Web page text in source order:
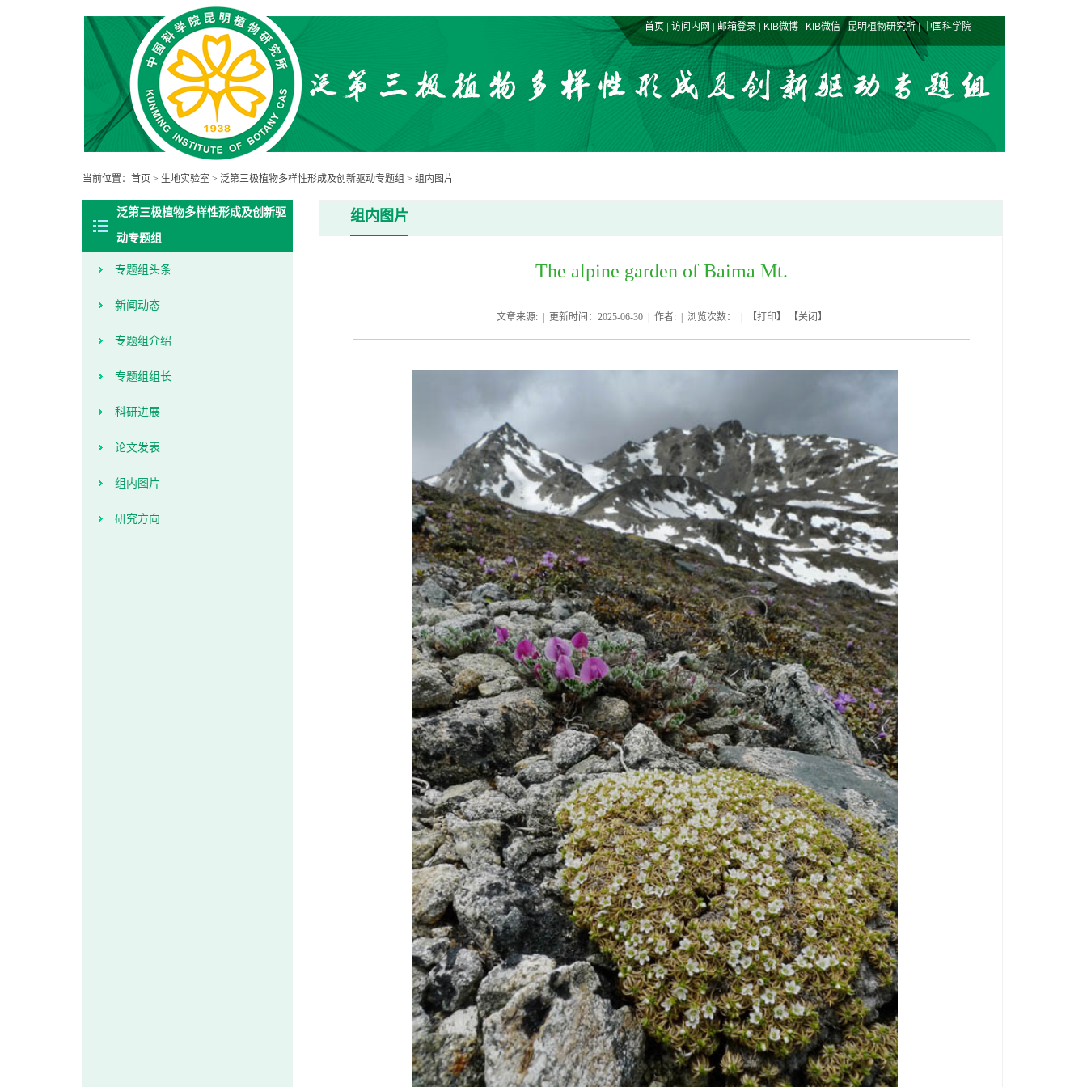
首页 | 访问内网 | 邮箱登录 | KIB微博 | KIB微信|昆明植物研究所|中国科学院
当前位置： 首页 > 生地实验室 > 泛第三极植物多样性形成及创新驱动专题组 > 组内图片
泛第三极植物多样性形成及创新驱
动专题组
专题组头条
新闻动态
专题组介绍
专题组组长
科研进展
论文发表
组内图片
研究方向
组内图片
The alpine garden of Baima Mt.
文章来源: | 更新时间：2025-06-30 | 作者: | 浏览次数： | 【打印】 【关闭 】